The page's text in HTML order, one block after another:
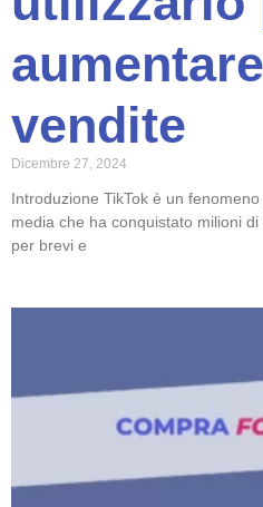
vendite
Dicembre 27, 2024
Introduzione TikTok è un
media che ha conquistato milioni
per brevi e